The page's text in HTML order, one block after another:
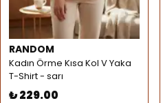
RANDOM
Kadın Örme Kısa Kol V Yaka
T-Shirt - sarı
₺ 229.00